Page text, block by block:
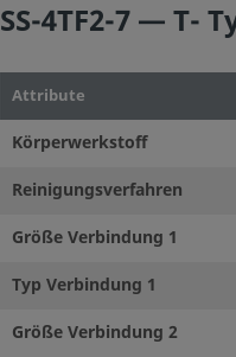
SS-4TF2-7 — T-
Attribute
Körperwerkstoff
Reinigungsverfahren
Größe Verbindung 1
Typ Verbindung 1
Größe Verbindung 2